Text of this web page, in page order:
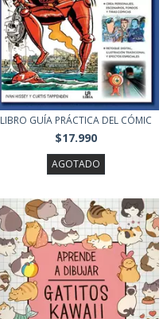
LIBRO GUÍA PRÁCTICA DEL CÓMIC
$17.990
AGOTADO